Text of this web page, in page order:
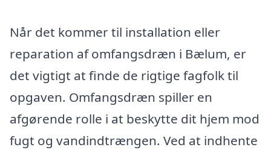
Når det kommer til installation eller
reparation af omfangsdræn i Bælum, er
det vigtigt at finde de rigtige fagfolk til
opgaven. Omfangsdræn spiller en
afgørende rolle i at beskytte dit hjem mod
fugt og vandindtrængen. Ved at indhente